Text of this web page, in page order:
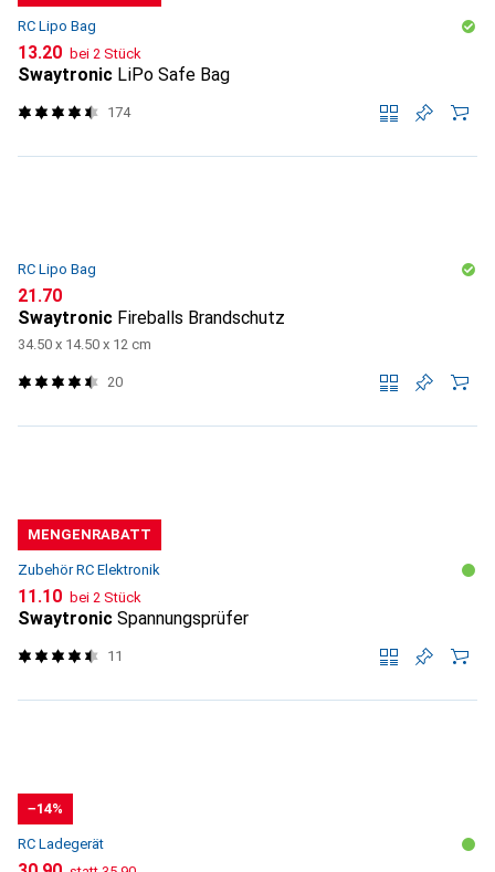
RC Lipo Bag
CHF
13.20 bei 2 Stück
Swaytronic LiPo Safe Bag
174
RC Lipo Bag
CHF
21.70
Swaytronic Fireballs Brandschutz
34.50 x 14.50 x 12 cm
20
MENGENRABATT
Zubehör RC Elektronik
CHF
11.10 bei 2 Stück
Swaytronic Spannungsprüfer
11
−14%
RC Ladegerät
CHF